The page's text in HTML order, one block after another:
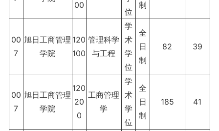
00
位
制
00
7
旭日工商管理
学院
120
100
管理科学
与工程
学
术
学
位
全
日
制
82 39
00
7
旭日工商管理
学院
120
20
0
工商管理
学
学
术
学
位
全
日
制
185 41